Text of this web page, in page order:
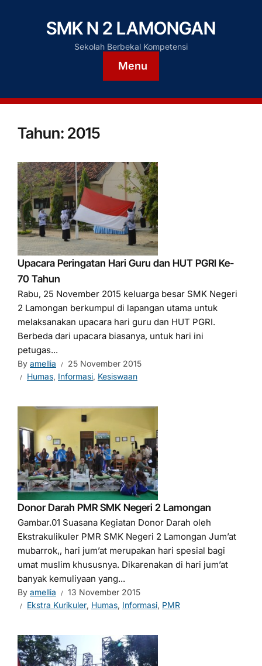
SMK N 2 LAMONGAN
Sekolah Berbekal Kompetensi
Menu
Tahun: 2015
Upacara Peringatan Hari Guru dan HUT PGRI Ke-
70 Tahun
Rabu, 25 November 2015 keluarga besar SMK Negeri
2 Lamongan berkumpul di lapangan utama untuk
melaksanakan upacara hari guru dan HUT PGRI.
Berbeda dari upacara biasanya, untuk hari ini
petugas...
By amellia
25 November 2015
Humas, Informasi, Kesiswaan
Donor Darah PMR SMK Negeri 2 Lamongan
Gambar.01 Suasana Kegiatan Donor Darah oleh
Ekstrakulikuler PMR SMK Negeri 2 Lamongan Jum’at
mubarrok,, hari jum’at merupakan hari spesial bagi
umat muslim khususnya. Dikarenakan di hari jum’at
banyak kemuliyaan yang...
By amellia
13 November 2015
Ekstra Kurikuler, Humas, Informasi, PMR